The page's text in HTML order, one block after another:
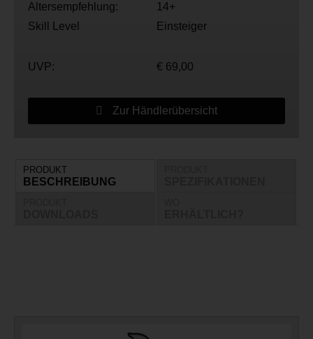
Altersempfehlung:
14+
Skill Level
Einsteiger
UVP: € 69,00
Zur Händlerübersicht
PRODUKT
BESCHREIBUNG